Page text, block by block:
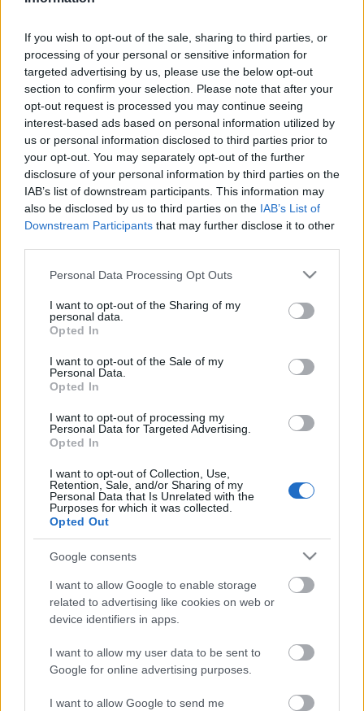
If you wish to opt-out of the sale, sharing to third parties, or
processing of your personal or sensitive information for
targeted advertising by us, please use the below opt-out
section to confirm your selection. Please note that after your
opt-out request is processed you may continue seeing
interest-based ads based on personal information utilized by
us or personal information disclosed to third parties prior to
your opt-out. You may separately opt-out of the further
disclosure of your personal information by third parties on the
IAB’s list of downstream participants. This information may
also be disclosed by us to third parties on the IAB’s List of
Downstream Participants that may further disclose it to other
Please note that this website/app uses one or more Google
not limited to your visit or usage behaviour. You may click to
grant or deny consent to Google and its third-party tags to
use your data for below specified purposes in below Google
consent section.
Personal Data Processing Opt Outs
I want to opt-out of the Sharing of my
personal data.
Opted In
I want to opt-out of the Sale of my
Personal Data.
Opted In
I want to opt-out of processing my
Personal Data for Targeted Advertising.
Opted In
I want to opt-out of Collection, Use,
Retention, Sale, and/or Sharing of my
Personal Data that Is Unrelated with the
Purposes for which it was collected.
Opted Out
Google consents
I want to allow Google to enable storage
related to advertising like cookies on web or
device identifiers in apps.
I want to allow my user data to be sent to
Google for online advertising purposes.
I want to allow Google to send me
Ευκαιρίες Καριέρας
Επικοινωνία
Media Center
Δελτία Τύπου
Φωτογραφικό Υλικό
Λογότυπα
Για να μπορέσετε να δείτε όλα τα αποτελέσματα της
αναζήτησής σας, πρέπει να κάνετε zoom in στον χάρτη
(χρησιμοποιήστε το + για να κάνετε zoom in).
ΠΡΟΣΚΟΠΙΚΑ ΚΕΝΤΡΑ ΕΛΛΗΝΩΝ
ΠΡΟΣΚΟΠΩΝ
Μπορείτε να βρείτε περισσότερες πληροφορίες για τα
Προσκοπικά Κέντρα των Προσκόπων στο διαδραστικό
χάρτη που ακολουθεί
καθορίζεται ΞΕΧΩΡΙΣΤΑ από το κάθε Προσκοπικό
Κέντρο. Σας προτείνουμε να επικοινωνήσετε μαζί τους
για περισσότερες πληροφορίες.